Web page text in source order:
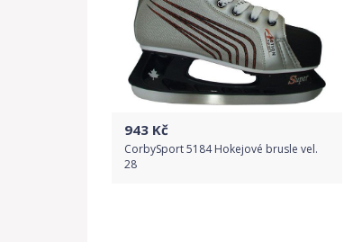
943 Kč
CorbySport 5184 Hokejové brusle vel.
28